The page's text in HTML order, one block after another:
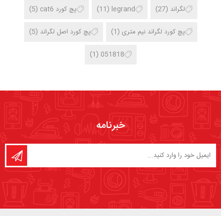
لگراند (27)
legrand
(11) پچ کورد cat6 (5)
پچ کورد لگراند نیم متری (1) پچ کورد اصل لگراند (5)
051818
(1)
خبرنامه